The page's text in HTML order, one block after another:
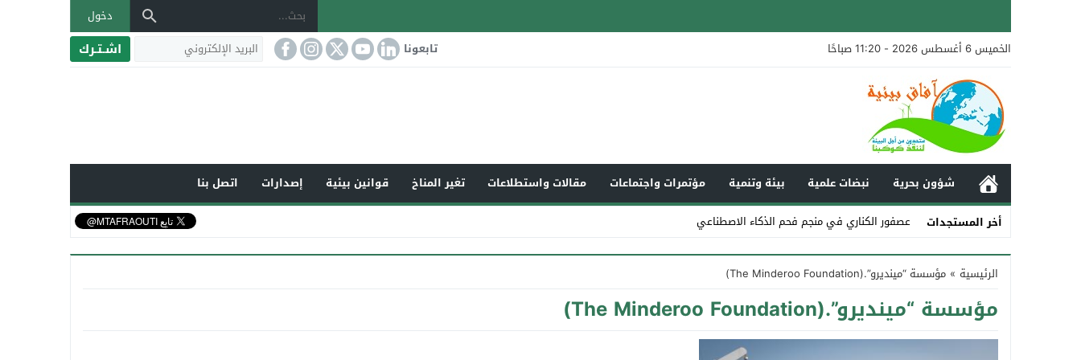
دخول
الخميس 6 أغسطس 2026 - 11:20 صباحًا
تابعونا اشـتـرك
شؤون بحرية نبضات علمية بيئة وتنمية مؤتمرات واجتماعات مقالات واستطلاعات تغير المناخ قوانين بيئية إصدارات
اتصل بنا
أخر المستجدات
عصفور الكناري في منجم فحم الذكاء الاصطناعي
Stop
Previous
Next
الرئيسية » مؤسسة “مينديرو”.(The Minderoo Foundation)
مؤسسة “مينديرو”.(The Minderoo Foundation)